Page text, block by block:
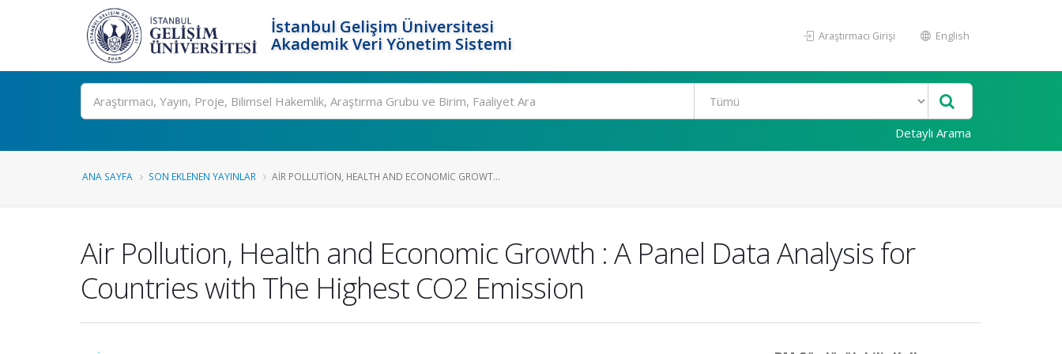
İstanbul Gelişim Üniversitesi
Akademik Veri Yönetim Sistemi
Araştırmacı Girişi English
Ara
Detaylı Arama
ANA SAYFA SON EKLENEN YAYINLAR AIR POLLUTION, HEALTH AND ECONOMIC GROWT...
Air Pollution, Health and Economic Growth : A Panel Data Analysis for
Countries with The Highest CO2 Emission